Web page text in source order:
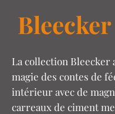
Bleecker
La collection Bleecker
magie des contes de
intérieur avec de
carreaux de ciment